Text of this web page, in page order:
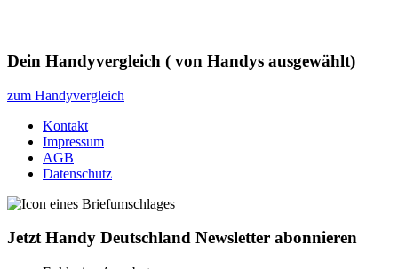
Dein Handyvergleich ( von Handys ausgewählt)
zum Handyvergleich
Kontakt
Impressum
AGB
Datenschutz
Jetzt Handy Deutschland Newsletter abonnieren